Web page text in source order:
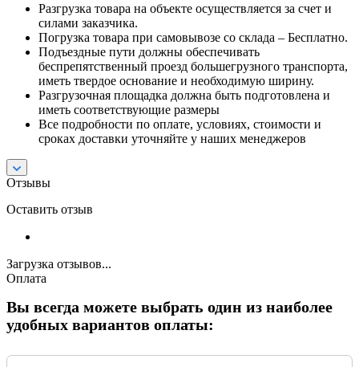
Разгрузка товара на объекте осуществляется за счет и
силами заказчика.
Погрузка товара при самовывозе со склада – Бесплатно.
Подъездные пути должны обеспечивать
беспрепятственный проезд большегрузного транспорта,
иметь твердое основание и необходимую ширину.
Разгрузочная площадка должна быть подготовлена и
иметь соответствующие размеры
Все подробности по оплате, условиях, стоимости и
сроках доставки уточняйте у наших менеджеров
Отзывы
Оставить отзыв
Загрузка отзывов...
Оплата
Вы всегда можете выбрать один из наиболее
удобных вариантов оплаты: